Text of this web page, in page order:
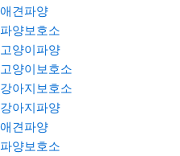
애견파양
파양보호소
고양이파양
고양이보호소
강아지보호소
강아지파양
애견파양
파양보호소